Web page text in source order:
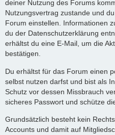
deiner Nutzung des Forums
Nutzungsvertrag zustande und
Forum einstellen. Informationen
du der Datenschutzerklärung
erhältst du eine E-Mail, um die
bestätigen.
Du erhältst für das Forum einen
selbst nutzen darfst und bist als
Schutz vor dessen Missbrauch
sicheres Passwort und schütze
Grundsätzlich besteht kein
Accounts und damit auf